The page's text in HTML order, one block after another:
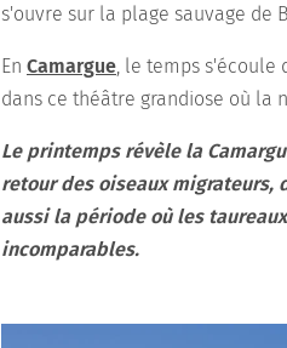
s'ouvre sur la plage sauvage de
En Camargue , le temps
dans ce théâtre grandiose où la
Le printemps révèle la
retour des oiseaux migrateurs,
aussi la période où les
incomparables.